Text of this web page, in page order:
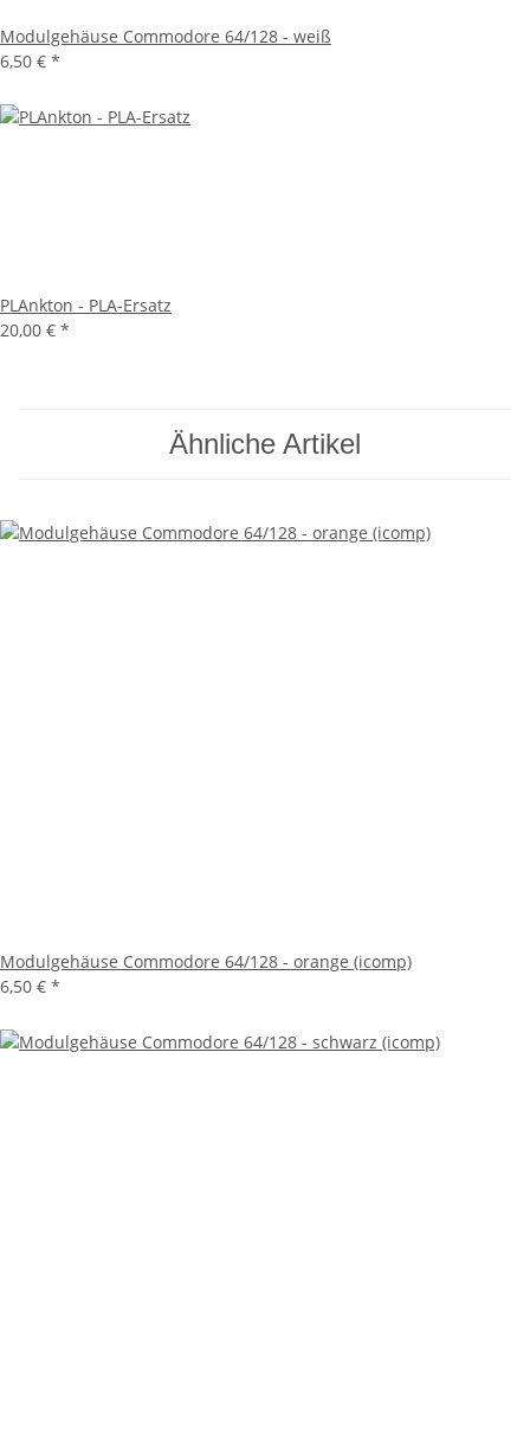
Modulgehäuse Commodore 64/128 - weiß
6,50 € *
PLAnkton - PLA-Ersatz
20,00 € *
Ähnliche Artikel
Modulgehäuse Commodore 64/128 - orange (icomp)
6,50 € *